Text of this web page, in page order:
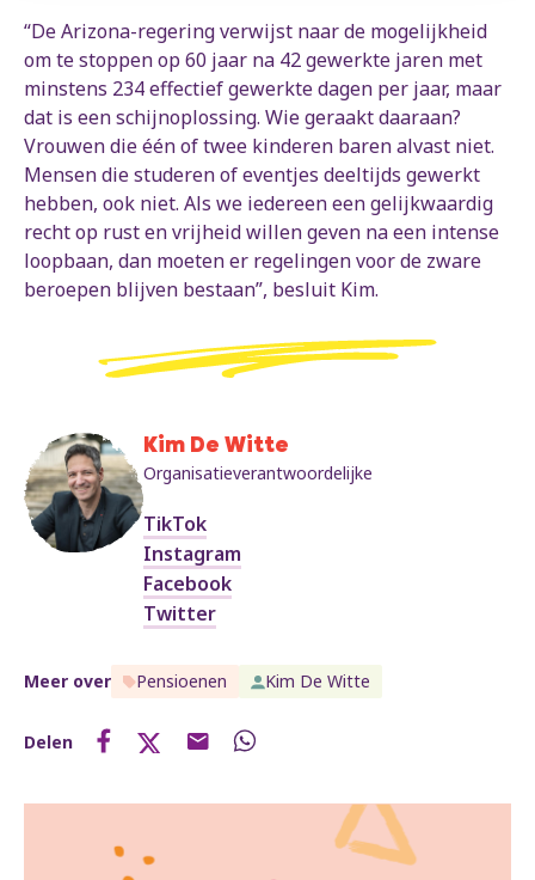
“De Arizona-regering verwijst naar de mogelijkheid
om te stoppen op 60 jaar na 42 gewerkte jaren met
minstens 234 effectief gewerkte dagen per jaar, maar
dat is een schijnoplossing. Wie geraakt daaraan?
Vrouwen die één of twee kinderen baren alvast niet.
Mensen die studeren of eventjes deeltijds gewerkt
hebben, ook niet. Als we iedereen een gelijkwaardig
recht op rust en vrijheid willen geven na een intense
loopbaan, dan moeten er regelingen voor de zware
beroepen blijven bestaan”, besluit Kim.
Kim De Witte
Organisatieverantwoordelijke
TikTok
Instagram
Facebook
Twitter
Meer over Pensioenen Kim De Witte
Delen